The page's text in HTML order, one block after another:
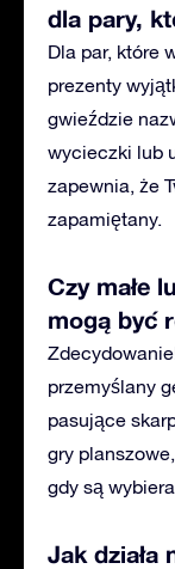
dla pary,
Dla par, które
prezenty
gwieździe
wycieczki lub
zapewnia, że
zapamiętany.
Czy małe
mogą być
przemyślany
pasujące
gry
gdy są
Jak działa